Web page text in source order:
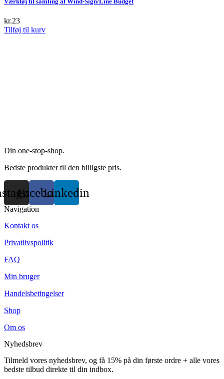
on
kr.23
Tilføj til kurv
Din one-stop-shop.
Bedste produkter til den billigste pris.
FacebookLinkedin
Navigation
Kontakt os
Privatlivspolitik
FAQ
Min bruger
Handelsbetingelser
Shop
Om os
Nyhedsbrev
Tilmeld vores nyhedsbrev, og få 15% på din første ordre + alle vores
bedste tilbud direkte til din indbox.